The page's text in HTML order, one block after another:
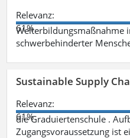
Relevanz:
61%
Weiterbildungsmaßnahme
schwerbehinderter
Sustainable Supply
Relevanz:
61%
die Graduiertenschule .
Zugangsvoraussetzung ist